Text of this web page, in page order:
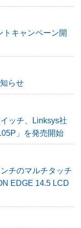
キャンペーン開
らせ
ッチ、Linksys社
」を発売開始
チのマルチタッチ
EDGE 14.5 LCD